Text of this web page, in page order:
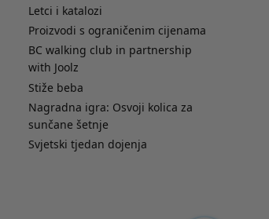
Letci i katalozi
Proizvodi s ograničenim cijenama
BC walking club in partnership
with Joolz
Stiže beba
Nagradna igra: Osvoji kolica za
sunčane šetnje
Svjetski tjedan dojenja